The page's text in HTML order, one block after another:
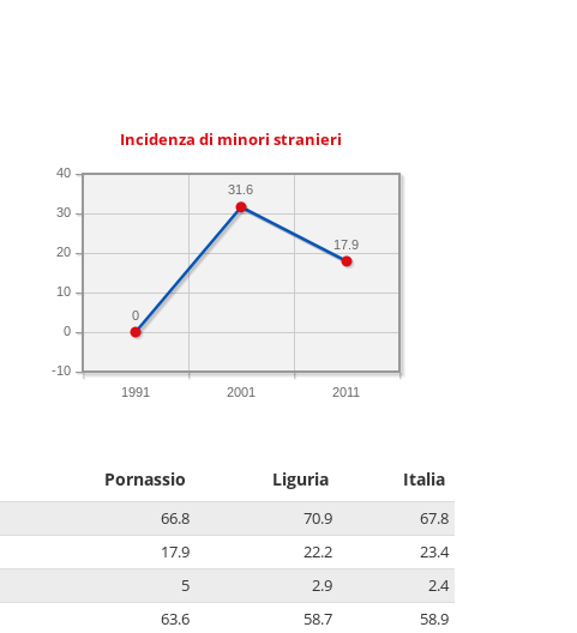
Incidenza di minori stranieri
1991 2001 2011
-10
0
10
20
30
40
17.9
31.6
0
Pornassio Liguria Italia
66.8 70.9
67.8
17.9 22.2
23.4
5 2.9
2.4
63.6 58.7
58.9